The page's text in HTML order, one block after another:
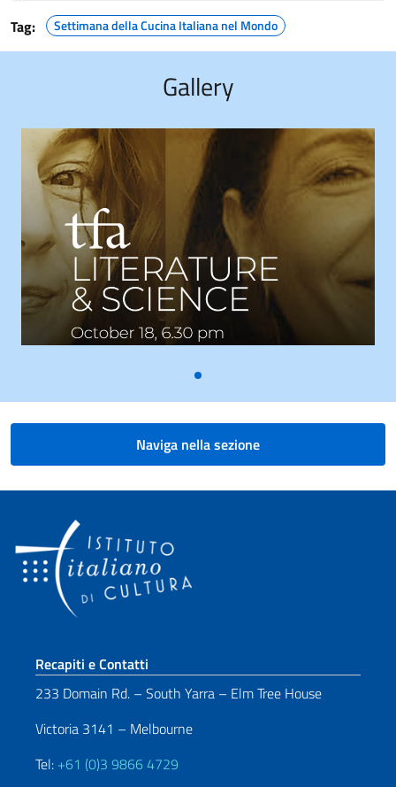
Tag: Settimana della Cucina Italiana nel Mondo
Gallery
Naviga nella sezione
Sezione footer
Recapiti e Contatti
233 Domain Rd. – South Yarra – Elm Tree House
Victoria 3141 – Melbourne
Tel: +61 (0)3 9866 4729